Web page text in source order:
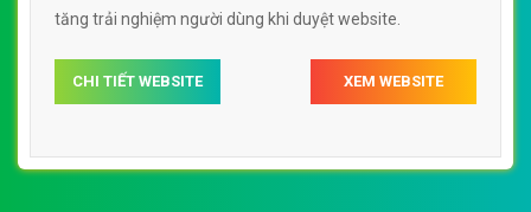
tăng trải nghiệm người dùng khi duyệt website.
CHI TIẾT WEBSITE XEM WEBSITE